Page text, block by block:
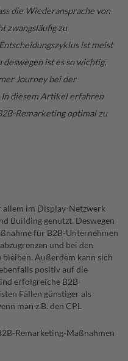
die Wiederansprache von
zwangsläufig zu
ist meist
ist es so wichtig,
Journey bei der
In diesem Artikel erfahren
Remarketing optimal zu
im Display-Netzwerk
Building genutzt. Deswegen
für B2B-Unternehmen
und bei den
Außerdem kann sich
positiv auf die
erfolgreiche B2B-
Fällen günstiger als
man z.B. den CPL
Remarketing-Maßnahmen